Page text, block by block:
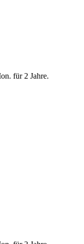
für 2 Jahre.